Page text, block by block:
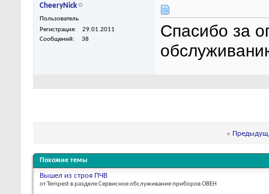
CheeryNick
Пользователь
Регистрация
29.01.2011
Сообщений
38
Спасибо за
«
Похожие темы
Вышел из строя ПЧВ
от Tempest в разделе Сервисное обслуживание приборов ОВЕН